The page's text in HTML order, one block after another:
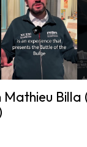
Mathieu Billa